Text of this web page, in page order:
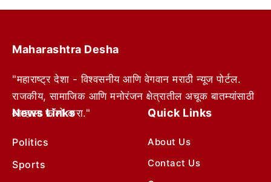
Maharashtra Desha
"महाराष्ट्र देशा - विश्वसनीय आणि वेगवान मराठी न्यूज पोर्टल.
राजकीय, सामाजिक आणि मनोरंजन क्षेत्रातील अचूक बातम्यांसाठी
आम्हाला फॉलो करा."
News Links
Politics
Sports
Quick Links
About Us
Contact Us